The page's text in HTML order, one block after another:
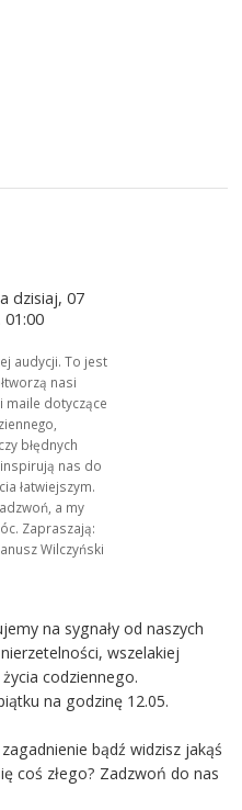
dzisiaj, 07
audycji. To jest
nasi
maile dotyczące
błędnych
nas do
łatwiejszym.
a my
Zapraszają:
Wilczyński
na sygnały od naszych
wszelakiej
codziennego.
na godzinę 12.05.
bądź widzisz jakąś
coś złego? Zadzwoń do nas